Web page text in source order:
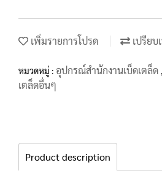
เพิ่มรายการโปรด เปรียบ
หมวดหมู่ : อุปกรณ์สำนักงานเบ็ดเตล็ด ,
เตล็ดอื่นๆ
Product description